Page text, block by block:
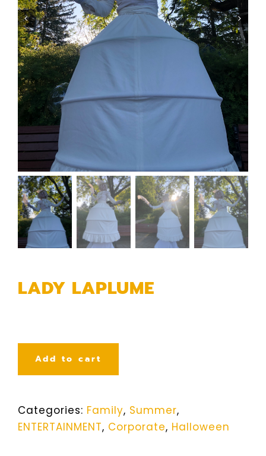
LADY LAPLUME
Add to cart
Categories: Family, Summer,
ENTERTAINMENT, Corporate, Halloween